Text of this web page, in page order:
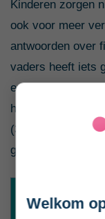
Kinderen zorgen
ook voor meer
antwoorden over
vaders heeft iets
en 64% zegt dat
hebben. Het
(36%)
geweest om
nadenken over
Welkom